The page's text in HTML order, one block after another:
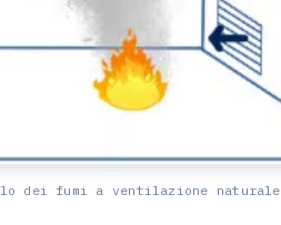
dei fumi a ventilazione naturale